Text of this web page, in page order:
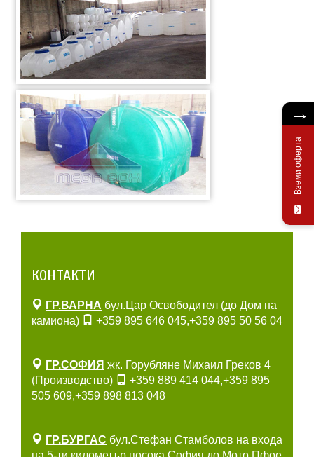
КОНТАКТИ
ГР.ВАРНА бул.Цар Освободител (до Дом на
камиона)
+359 895 646 045,+359 895 50 56 04
ГР.СОФИЯ жк. Горубляне Михаил Греков 4
(Производство)
+359 889 414 044,+359 895
505 609,+359 898 813 048
ГР.БУРГАС бул.Стефан Стамболов на входа
→
Вземи оферта